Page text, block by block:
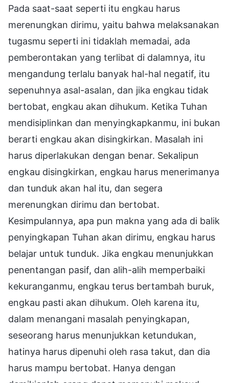
Pada saat-saat seperti itu engkau harus
merenungkan dirimu, yaitu bahwa melaksanakan
tugasmu seperti ini tidaklah memadai, ada
pemberontakan yang terlibat di dalamnya, itu
mengandung terlalu banyak hal-hal negatif, itu
sepenuhnya asal-asalan, dan jika engkau tidak
bertobat, engkau akan dihukum. Ketika Tuhan
mendisiplinkan dan menyingkapkanmu, ini bukan
berarti engkau akan disingkirkan. Masalah ini
harus diperlakukan dengan benar. Sekalipun
engkau disingkirkan, engkau harus menerimanya
dan tunduk akan hal itu, dan segera
merenungkan dirimu dan bertobat.
Kesimpulannya, apa pun makna yang ada di balik
penyingkapan Tuhan akan dirimu, engkau harus
belajar untuk tunduk. Jika engkau menunjukkan
penentangan pasif, dan alih-alih memperbaiki
kekuranganmu, engkau terus bertambah buruk,
engkau pasti akan dihukum. Oleh karena itu,
dalam menangani masalah penyingkapan,
seseorang harus menunjukkan ketundukan,
hatinya harus dipenuhi oleh rasa takut, dan dia
harus mampu bertobat. Hanya dengan